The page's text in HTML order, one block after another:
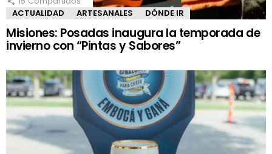
ACTUALIDAD
ARTESANALES DÓNDE IR
Misiones: Posadas inaugura la temporada de
invierno con “Pintas y Sabores”